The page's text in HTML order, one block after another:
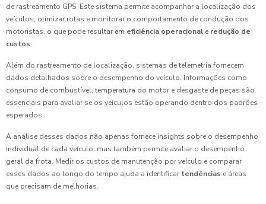
de rastreamento GPS. Este sistema permite acompanhar a localização dos
veículos, otimizar rotas e monitorar o comportamento de condução dos
motoristas, o que pode resultar em eficiência operacional e redução de
custos.
Além do rastreamento de localização, sistemas de telemetria fornecem
dados detalhados sobre o desempenho do veículo. Informações como
consumo de combustível, temperatura do motor e desgaste de peças são
essenciais para avaliar se os veículos estão operando dentro dos padrões
esperados.
A análise desses dados não apenas fornece insights sobre o desempenho
individual de cada veículo, mas também permite avaliar o desempenho
geral da frota. Medir os custos de manutenção por veículo e comparar
esses dados ao longo do tempo ajuda a identificar tendências e áreas
que precisam de melhorias.